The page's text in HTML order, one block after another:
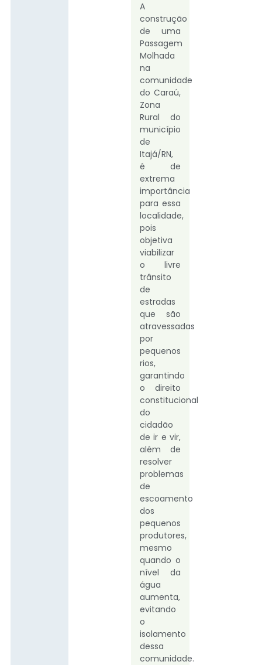
A
construção
de uma
Passagem
Molhada
na
comunidade
do Caraú,
Zona
Rural do
município
de
Itajá/RN,
é de
extrema
importância
para essa
localidade,
pois
objetiva
viabilizar
o livre
trânsito
de
estradas
que são
atravessadas
por
pequenos
rios,
garantindo
o direito
constitucional
do
cidadão
de ir e vir,
além de
resolver
problemas
de
escoamento
dos
pequenos
produtores,
mesmo
quando o
nível da
água
aumenta,
evitando
o
isolamento
dessa
comunidade.